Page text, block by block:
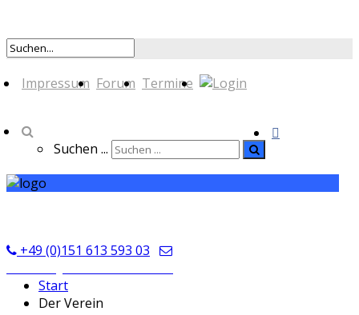
Impressum Forum Termine
Suchen ...
+49 (0)151 613 593 03
Start
Der Verein